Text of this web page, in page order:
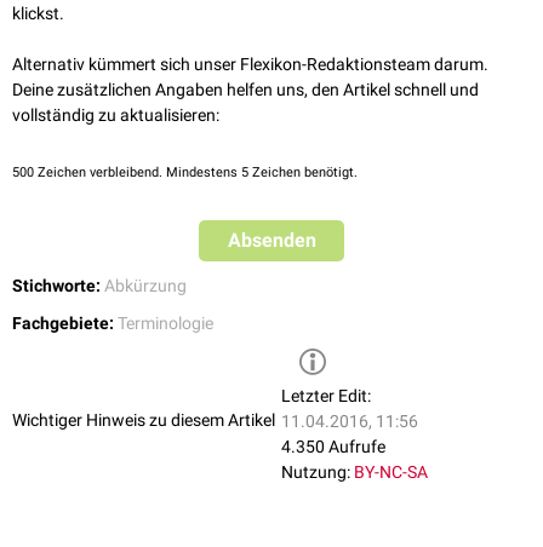
klickst.
Alternativ kümmert sich unser Flexikon-Redaktionsteam darum.
Deine zusätzlichen Angaben helfen uns, den Artikel schnell und
vollständig zu aktualisieren:
500 Zeichen verbleibend. Mindestens 5 Zeichen benötigt.
Absenden
Stichworte: Abkürzung
Fachgebiete: Terminologie
Wichtiger Hinweis zu diesem Artikel
Letzter Edit:
11.04.2016, 11:56
4.350 Aufrufe
Nutzung: BY-NC-SA